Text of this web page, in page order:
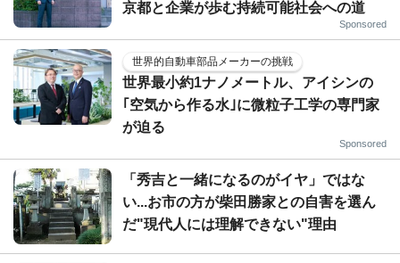
京都と企業が歩む持続可能社会への道
Sponsored
世界的自動車部品メーカーの挑戦
世界最小約1ナノメートル、アイシンの
｢空気から作る水｣に微粒子工学の専門家
が迫る
Sponsored
「秀吉と一緒になるのがイヤ」ではな
い...お市の方が柴田勝家との自害を選ん
だ"現代人には理解できない"理由